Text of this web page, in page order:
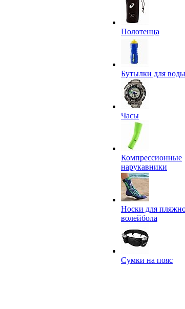
Полотенца
Бутылки для воды
Часы
Компрессионные
нарукавники
Носки для
волейбола
Сумки на пояс